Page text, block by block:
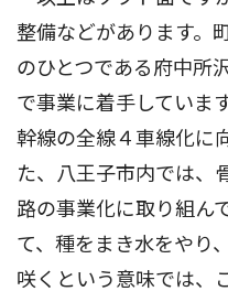
整備などがあります。
のひとつである府中所
で事業に着手していま
幹線の全線４車線化に
た、八王子市内では、
路の事業化に取り組ん
て、種をまき水をやり
咲くという意味では、